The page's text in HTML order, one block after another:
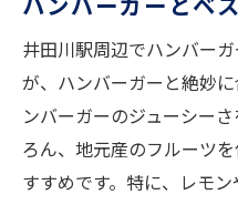
ーガーの魅力
一口で広がる幸
個性豊かな味わ
忘れられない贅
料理人のこだわ
井田川駅周辺でハンバー
が、ハンバーガーと絶妙
ンバーガーのジューシー
ろん、地元産のフルーツ
すすめです。特に、レモ